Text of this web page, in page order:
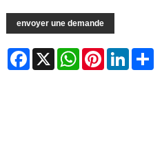
envoyer une demande
Facebook WhatsAppPinterestLinkedIn